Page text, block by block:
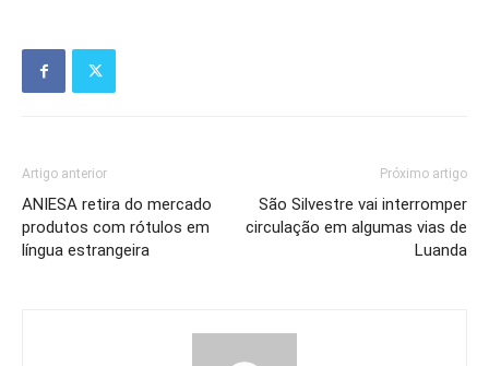
Artigo anterior
ANIESA retira do mercado
produtos com rótulos em
língua estrangeira
Próximo artigo
São Silvestre vai interromper
circulação em algumas vias de
Luanda